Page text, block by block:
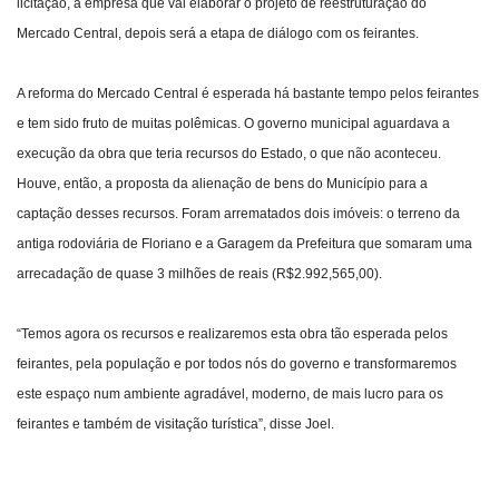
licitação, a empresa que vai elaborar o projeto de reestruturação do
Mercado Central, depois será a etapa de diálogo com os feirantes.
A reforma do Mercado Central é esperada há bastante tempo pelos feirantes
e tem sido fruto de muitas polêmicas. O governo municipal aguardava a
execução da obra que teria recursos do Estado, o que não aconteceu.
Houve, então, a proposta da alienação de bens do Município para a
captação desses recursos. Foram arrematados dois imóveis: o terreno da
antiga rodoviária de Floriano e a Garagem da Prefeitura que somaram uma
arrecadação de quase 3 milhões de reais (R$2.992,565,00).
“Temos agora os recursos e realizaremos esta obra tão esperada pelos
feirantes, pela população e por todos nós do governo e transformaremos
este espaço num ambiente agradável, moderno, de mais lucro para os
feirantes e também de visitação turística”, disse Joel.